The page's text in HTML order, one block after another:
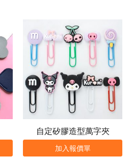
自定矽膠造型萬字夾
加入報價單